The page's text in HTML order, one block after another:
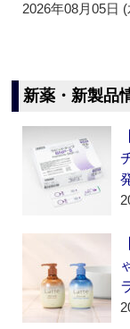
2026年08月05日 (
新薬・新製品